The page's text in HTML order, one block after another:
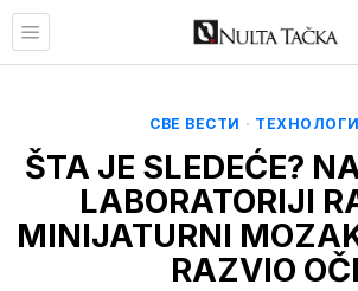
СВЕ ВЕСТИ ·
ŠTA JE SLEDEĆE?
LABORATORIJI
MINIJATURNI
RAZVIO OČI